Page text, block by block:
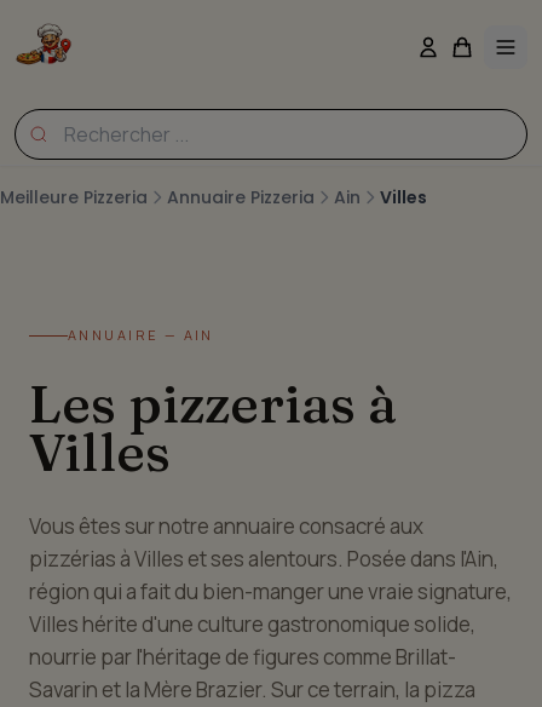
Meilleure Pizzeria Annuaire Pizzeria Ain Villes
ANNUAIRE — AIN
Les pizzerias à
Villes
Vous êtes sur notre annuaire consacré aux
pizzérias à Villes et ses alentours. Posée dans l'Ain,
région qui a fait du bien-manger une vraie signature,
Villes hérite d'une culture gastronomique solide,
nourrie par l'héritage de figures comme Brillat-
Savarin et la Mère Brazier. Sur ce terrain, la pizza